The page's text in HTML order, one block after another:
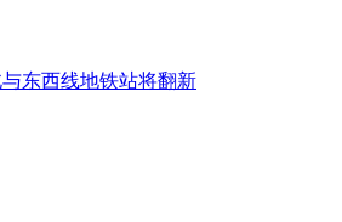
东西线地铁站将翻新